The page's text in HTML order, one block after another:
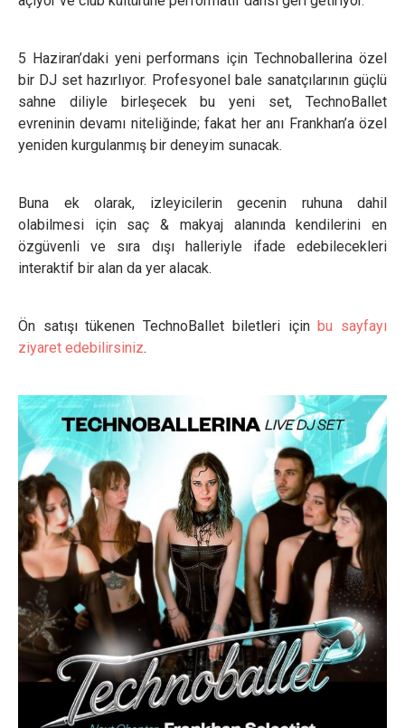
5 Haziran’daki yeni performans için Technoballerina özel
bir DJ set hazırlıyor. Profesyonel bale sanatçılarının güçlü
sahne diliyle birleşecek bu yeni set, TechnoBallet
evreninin devamı niteliğinde; fakat her anı Frankhan’a özel
yeniden kurgulanmış bir deneyim sunacak.
Buna ek olarak, izleyicilerin gecenin ruhuna dahil
olabilmesi için saç & makyaj alanında kendilerini en
özgüvenli ve sıra dışı halleriyle ifade edebilecekleri
interaktif bir alan da yer alacak.
Ön satışı tükenen TechnoBallet biletleri için bu sayfayı
ziyaret edebilirsiniz.